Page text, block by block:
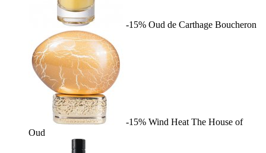
-15% Oud de Carthage Boucheron
-15% Wind Heat The House of
Oud